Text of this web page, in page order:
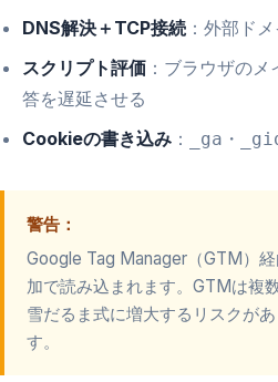
DNS解決＋TCP接続 ：外部ド
スクリプト評価 ：ブラウザの
答を遅延させる
Cookieの書き込み ： _ga ・
警告：
Google Tag Manager（GTM）
加で読み込まれます。GTMは複
雪だるま式に増大するリスクが
す。